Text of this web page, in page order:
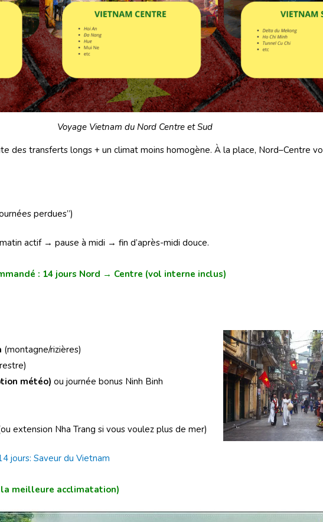
Voyage Vietnam du Nord Centre et Sud
des transferts longs + un climat moins homogène. À la place, Nord–Centre
perdues”)
actif → pause à midi → fin d’après-midi douce.
: 14 jours Nord → Centre (vol interne inclus)
(montagne/rizières)
météo) ou journée bonus Ninh Binh
extension Nha Trang si vous voulez plus de mer)
jours: Saveur du Vietnam
la meilleure acclimatation)